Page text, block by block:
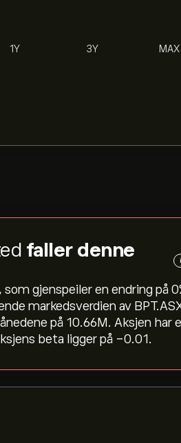
1Y 3Y MAX
faller denne
i
gjenspeiler en endring på
markedsverdien av
på 10.66M. Aksjen har
beta ligger på -0.01.